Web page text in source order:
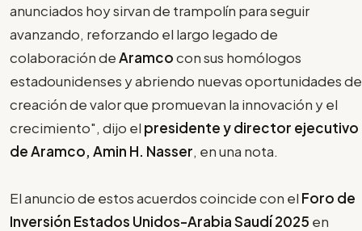
anunciados hoy sirvan de trampolín para seguir
avanzando, reforzando el largo legado de
colaboración deAramcocon sus homólogos
estadounidenses y abriendo nuevas oportunidades de
creación de valor que promuevan la innovación y el
crecimiento", dijo el presidente y director ejecutivo
de Aramco, Amin H. Nasser, en una nota.
El anuncio de estos acuerdos coincide con el Foro de
Inversión Estados Unidos-Arabia Saudí 2025 en